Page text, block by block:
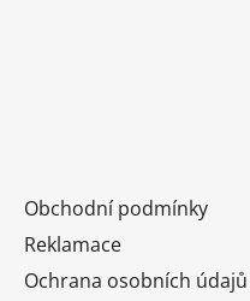
Obchodní podmínky
Reklamace
Ochrana osobních údajů